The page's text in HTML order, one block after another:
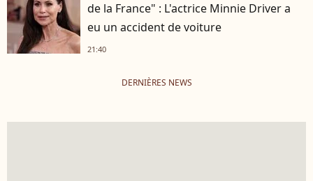
de la France" : L'actrice Minnie Driver a
eu un accident de voiture
21:40
DERNIÈRES NEWS